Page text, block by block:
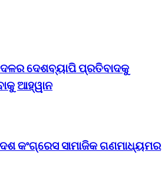
ଦେଶବ୍ୟାପି ପ୍ରତିବାଦକୁ
ଆହ୍ୱାନ
କଂଗ୍ରେସ ସାମାଜିକ ଗଣମାଧ୍ୟମର